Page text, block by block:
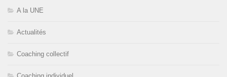
A la UNE
Actualités
Coaching collectif